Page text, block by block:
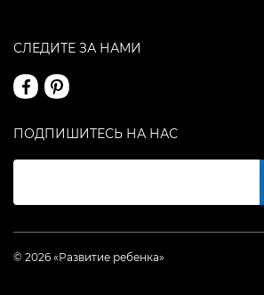
СЛЕДИТЕ ЗА НАМИ
ПОДПИШИТЕСЬ НА НАС
© 2026 «Развитие ребенка»